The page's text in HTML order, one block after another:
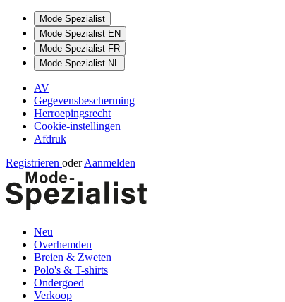
Mode Spezialist
Mode Spezialist EN
Mode Spezialist FR
Mode Spezialist NL
AV
Gegevensbescherming
Herroepingsrecht
Cookie-instellingen
Afdruk
Registrieren oder Aanmelden
Neu
Overhemden
Breien & Zweten
Polo's & T-shirts
Ondergoed
Verkoop